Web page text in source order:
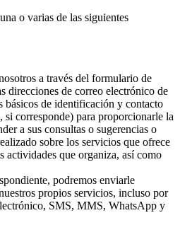
o varias de las siguientes
a través del formulario de
direcciones de correo electrónico de
básicos de identificación y contacto
corresponde) para proporcionarle la
a sus consultas o sugerencias o
sobre los servicios que ofrece
que organiza, así como
podremos enviarle
propios servicios, incluso por
SMS, MMS, WhatsApp y